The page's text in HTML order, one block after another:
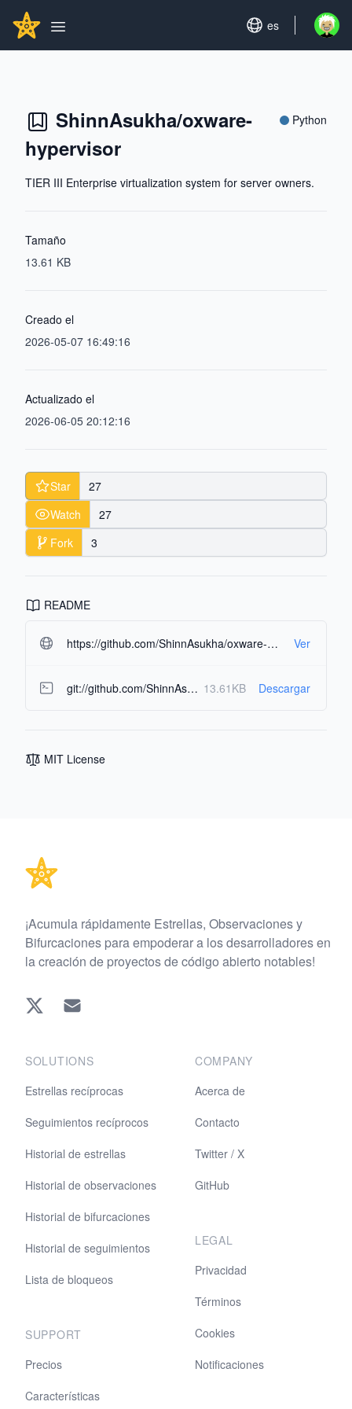
GITHUBSTAR
Open main menu
Set language
es Open
ShinnAsukha/oxware-
hypervisor
Python
TIER III Enterprise virtualization system for server owners.
Tamaño
13.61 KB
Creado el
2026-05-07 16:49:16
Actualizado el
2026-06-05 20:12:16
Star
27
Watch
27
Fork
3
README
https://github.com/ShinnAsukha/oxware-hypervisor.git#readme-ov-file Ver
git://github.com/ShinnAsukha/oxware-hypervisor.git 13.61KB Descargar
MIT License
¡Acumula rápidamente Estrellas, Observaciones y
Bifurcaciones para empoderar a los desarrolladores en
la creación de proyectos de código abierto notables!
Twitter EMAIL
SOLUTIONS
Estrellas recíprocas
Seguimientos recíprocos
Historial de estrellas
Historial de observaciones
Historial de bifurcaciones
Historial de seguimientos
Lista de bloqueos
SUPPORT
Precios
Características
COMPANY
Acerca de
Contacto
Twitter / X
GitHub
LEGAL
Privacidad
Términos
Cookies
Notificaciones